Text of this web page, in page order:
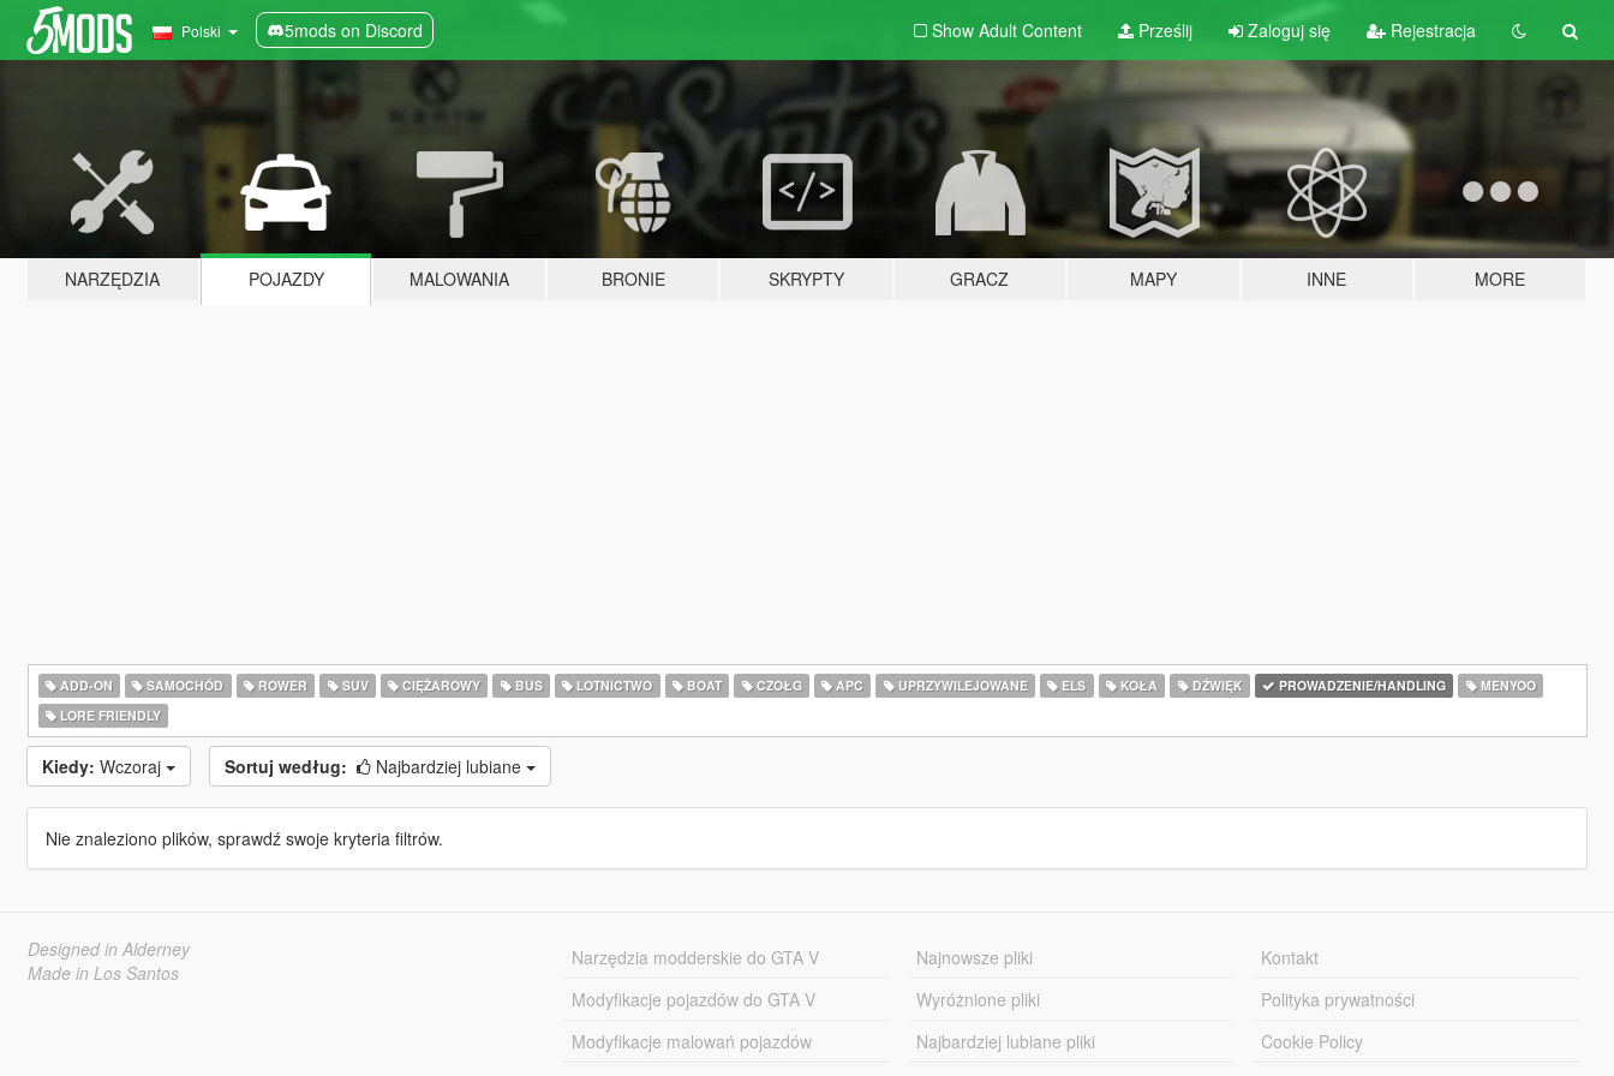
Polski 5mods on Discord Show Adult Content Prześlij Zaloguj się Rejestracja
NARZĘDZIA POJAZDY MALOWANIA BRONIE SKRYPTY GRACZ MAPY INNE MORE
ADD-ON SAMOCHÓD ROWER SUV CIĘŻAROWY BUS LOTNICTWO BOAT CZOŁG APC UPRZYWILEJOWANE ELS KOŁA DŹWIĘK PROWADZENIE/HANDLING
MENYOO
LORE FRIENDLY
Kiedy: Wczoraj Sortuj według: Najbardziej lubiane
Nie znaleziono plików, sprawdź swoje kryteria filtrów.
Designed in Alderney
Made in Los Santos
Narzędzia modderskie do GTA V
Modyfikacje pojazdów do GTA V
Modyfikacje malowań pojazdów
Najnowsze pliki
Wyróżnione pliki
Najbardziej lubiane pliki
Kontakt
Polityka prywatności
Cookie Policy